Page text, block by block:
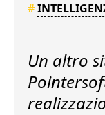
#
Un altro